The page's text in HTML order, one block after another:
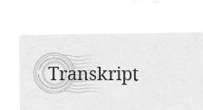
Transkript